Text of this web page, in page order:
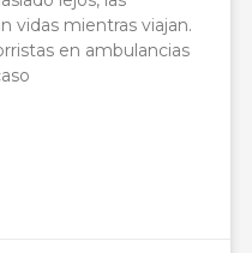
vidas mientras viajan.
en ambulancias